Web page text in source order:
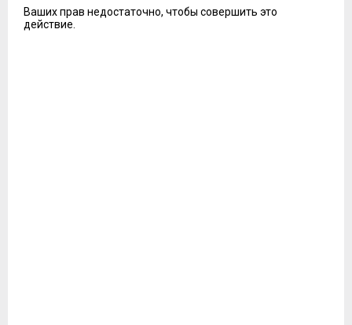
Ваших прав недостаточно, чтобы совершить это
действие.